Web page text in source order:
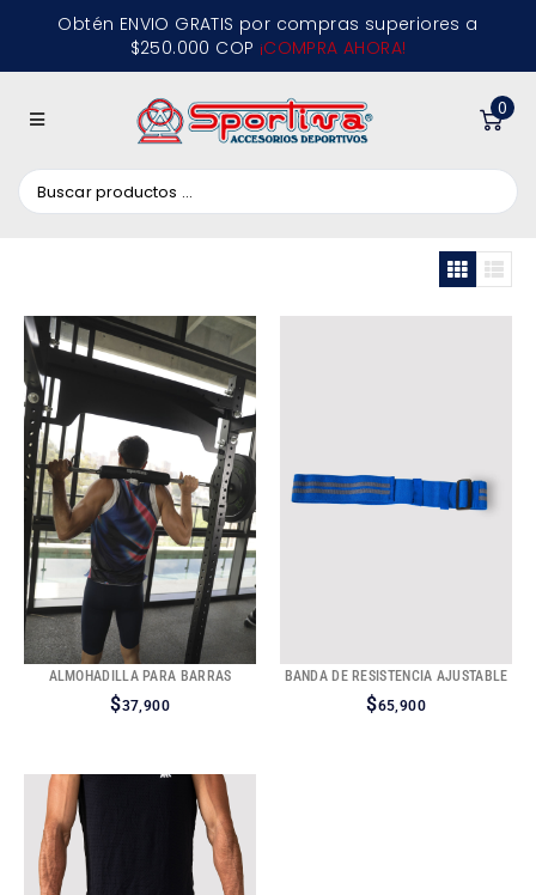
Obtén ENVIO GRATIS por compras superiores a
$250.000 COP ¡COMPRA AHORA!
0
ALMOHADILLA PARA BARRAS
$37,900
BANDA DE RESISTENCIA AJUSTABLE
$65,900